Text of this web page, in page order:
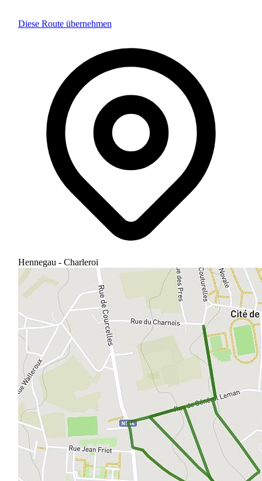
Diese Route übernehmen
Hennegau - Charleroi